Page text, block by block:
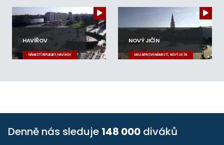
HAVÍŘOV
NÁMĚSTÍ REPUBLIKY, HAVÍŘOV
NOVÝ JIČÍN
MASARYKOVO NÁMĚSTÍ, NOVÝ JIČÍN
Denně nás sleduje 148 000 diváků